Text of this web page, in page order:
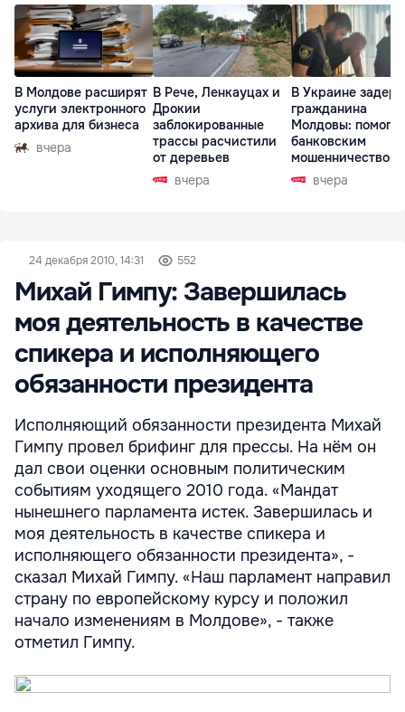
В Молдове расширят
услуги электронного
архива для бизнеса
вчера
В Рече, Ленкауцах и
Дрокии
заблокированные
трассы расчистили
от деревьев
вчера
В Украине
гражданина
Молдовы:
банковским
мошенничеством
Чехиивчера
24 декабря 2010, 14:31 552
Михай Гимпу: Завершилась
моя деятельность в качестве
спикера и исполняющего
обязанности президента
Исполняющий обязанности президента Михай
Гимпу провел брифинг для прессы. На нём он
дал свои оценки основным политическим
событиям уходящего 2010 года. «Мандат
нынешнего парламента истек. Завершилась и
моя деятельность в качестве спикера и
исполняющего обязанности президента», -
сказал Михай Гимпу. «Наш парламент направил
страну по европейскому курсу и положил
начало изменениям в Молдове», - также
отметил Гимпу.